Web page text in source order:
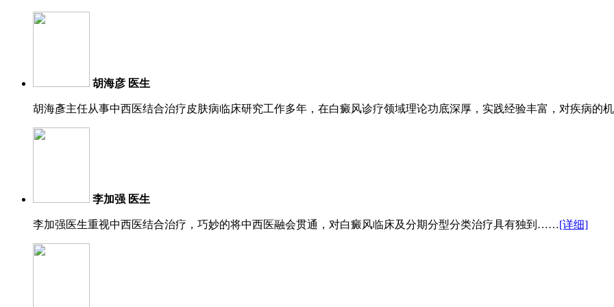
胡海彦 医生
胡海彥主任从事中西医结合治疗皮肤病临床研究工作多年，在白癜风诊疗领域理论功底深厚，实践经验丰富，对疾病
李加强 医生
李加强医生重视中西医结合治疗，巧妙的将中西医融会贯通，对白癜风临床及分期分型分类治疗具有独到……[详细]